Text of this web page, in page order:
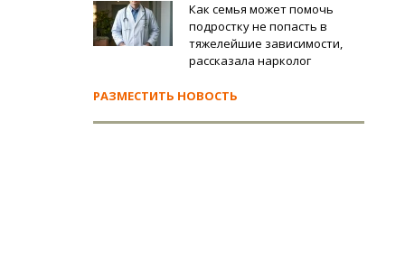
Как семья может помочь
подростку не попасть в
тяжелейшие зависимости,
рассказала нарколог
РАЗМЕСТИТЬ НОВОСТЬ